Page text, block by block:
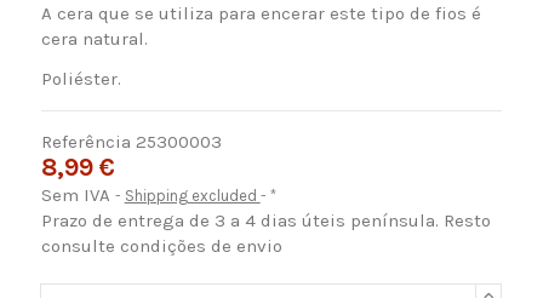
A cera que se utiliza para encerar este tipo de fios é
cera natural.
Poliéster.
Referência 25300003
8,99 €
Sem IVA Shipping excluded *
Prazo de entrega de 3 a 4 dias úteis península. Resto
consulte condições de envio